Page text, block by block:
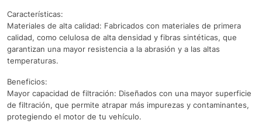
Características:
Materiales de alta calidad: Fabricados con materiales de primera
calidad, como celulosa de alta densidad y fibras sintéticas, que
garantizan una mayor resistencia a la abrasión y a las altas
temperaturas.
Beneficios:
Mayor capacidad de filtración: Diseñados con una mayor superficie
de filtración, que permite atrapar más impurezas y contaminantes,
protegiendo el motor de tu vehículo.